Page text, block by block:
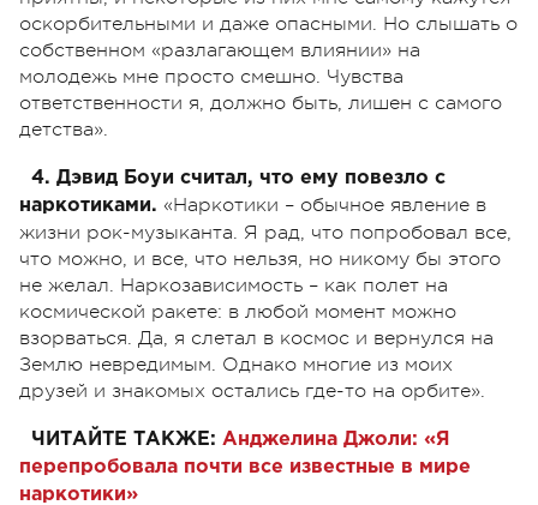
оскорбительными и даже опасными. Но слышать о
собственном «разлагающем влиянии» на
молодежь мне просто смешно. Чувства
ответственности я, должно быть, лишен с самого
детства».
4. Дэвид Боуи считал, что ему повезло с
наркотиками. «Наркотики – обычное явление в
жизни рок-музыканта. Я рад, что попробовал все,
что можно, и все, что нельзя, но никому бы этого
не желал. Наркозависимость – как полет на
космической ракете: в любой момент можно
взорваться. Да, я слетал в космос и вернулся на
Землю невредимым. Однако многие из моих
друзей и знакомых остались где-то на орбите».
ЧИТАЙТЕ ТАКЖЕ: Анджелина Джоли: «Я
перепробовала почти все известные в мире
наркотики»